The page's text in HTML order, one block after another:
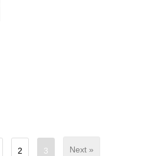
2 3 Next »